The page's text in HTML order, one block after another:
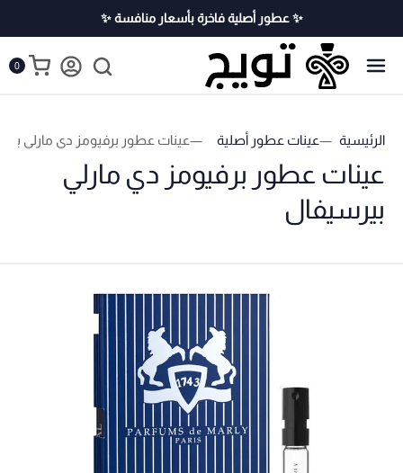
✨ عطور أصلية فاخرة بأسعار منافسة ✨
0
الرئيسية عينات عطور أصلية عينات عطور برفيومز دي مارلي
عينات عطور برفيومز دي مارلي
بيرسيفال